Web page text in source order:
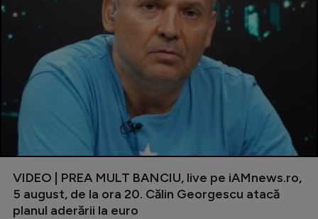
VIDEO | PREA MULT BANCIU, live pe iAMnews.ro,
5 august, de la ora 20. Călin Georgescu atacă
planul aderării la euro